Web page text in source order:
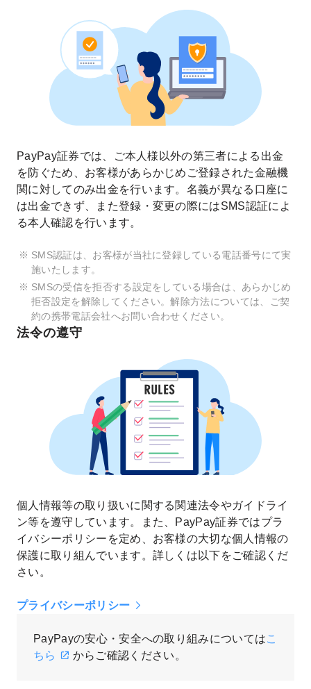
PayPay証券では、ご本人様以外の第三者による出金
を防ぐため、お客様があらかじめご登録された金融機
関に対してのみ出金を行います。名義が異なる口座に
は出金できず、また登録・変更の際にはSMS認証によ
る本人確認を行います。
SMS認証は、お客様が当社に登録している電話番号にて実
施いたします。
SMSの受信を拒否する設定をしている場合は、あらかじめ
拒否設定を解除してください。解除方法については、ご契
約の携帯電話会社へお問い合わせください。
法令の遵守
個人情報等の取り扱いに関する関連法令やガイドライ
ン等を遵守しています。また、PayPay証券ではプラ
イバシーポリシーを定め、お客様の大切な個人情報の
保護に取り組んでいます。詳しくは以下をご確認くだ
さい。
プライバシーポリシー
PayPayの安心・安全への取り組みについてはこ
ちら
からご確認ください。